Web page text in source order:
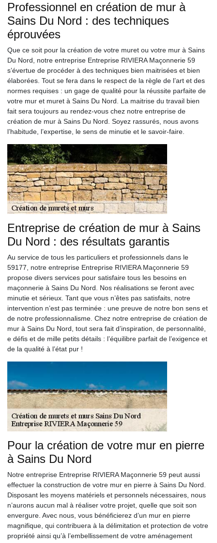
Professionnel en création de mur à
Sains Du Nord : des techniques
éprouvées
Que ce soit pour la création de votre muret ou votre mur à Sains
Du Nord, notre entreprise Entreprise RIVIERA Maçonnerie 59
s’évertue de procéder à des techniques bien maitrisées et bien
élaborées. Tout se fera dans le respect de la règle de l’art et des
normes requises : un gage de qualité pour la réussite parfaite de
votre mur et muret à Sains Du Nord. La maitrise du travail bien
fait sera toujours au rendez-vous chez notre entreprise de
création de mur à Sains Du Nord. Soyez rassurés, nous avons
l’habitude, l’expertise, le sens de minutie et le savoir-faire.
Entreprise de création de mur à Sains
Du Nord : des résultats garantis
Au service de tous les particuliers et professionnels dans le
59177, notre entreprise Entreprise RIVIERA Maçonnerie 59
propose divers services pour satisfaire tous les besoins en
maçonnerie à Sains Du Nord. Nos réalisations se feront avec
minutie et sérieux. Tant que vous n’êtes pas satisfaits, notre
intervention n’est pas terminée : une preuve de notre bon sens et
de notre professionnalisme. Chez notre entreprise de création de
mur à Sains Du Nord, tout sera fait d’inspiration, de personnalité,
e défis et de mille petits détails : l’équilibre parfait de l’exigence et
de la qualité à l’état pur !
Pour la création de votre mur en pierre
à Sains Du Nord
Notre entreprise Entreprise RIVIERA Maçonnerie 59 peut aussi
effectuer la construction de votre mur en pierre à Sains Du Nord.
Disposant les moyens matériels et personnels nécessaires, nous
n’aurons aucun mal à réaliser votre projet, quelle que soit son
envergure. Avec nous, vous bénéficierez d’un mur en pierre
magnifique, qui contribuera à la délimitation et protection de votre
propriété ainsi qu’à l’embellissement de votre aménagement